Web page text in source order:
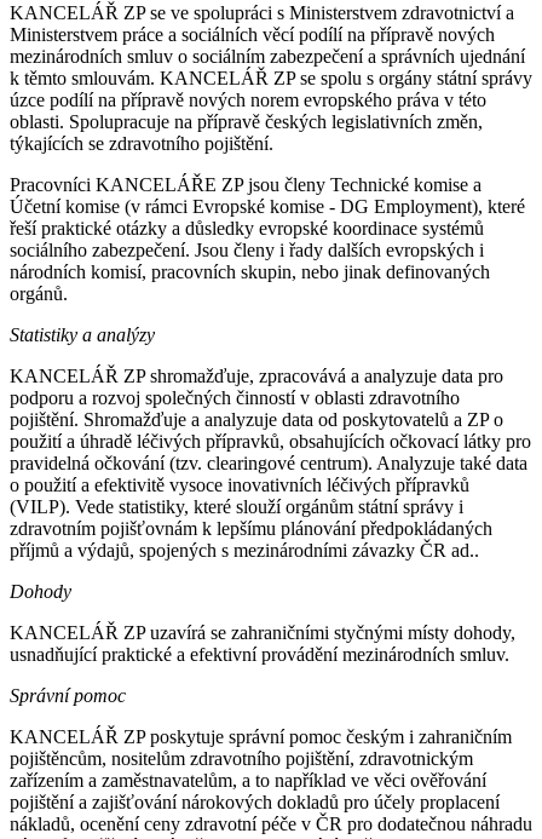
KANCELÁŘ ZP se ve spolupráci s Ministerstvem zdravotnictví a
Ministerstvem práce a sociálních věcí podílí na přípravě nových
mezinárodních smluv o sociálním zabezpečení a správních ujednání
k těmto smlouvám. KANCELÁŘ ZP se spolu s orgány státní správy
úzce podílí na přípravě nových norem evropského práva v této
oblasti. Spolupracuje na přípravě českých legislativních změn,
týkajících se zdravotního pojištění.
Pracovníci KANCELÁŘE ZP jsou členy Technické komise a
Účetní komise (v rámci Evropské komise - DG Employment), které
řeší praktické otázky a důsledky evropské koordinace systémů
sociálního zabezpečení. Jsou členy i řady dalších evropských i
národních komisí, pracovních skupin, nebo jinak definovaných
orgánů.
Statistiky a analýzy
KANCELÁŘ ZP shromažďuje, zpracovává a analyzuje data pro
podporu a rozvoj společných činností v oblasti zdravotního
pojištění. Shromažďuje a analyzuje data od poskytovatelů a ZP o
použití a úhradě léčivých přípravků, obsahujících očkovací látky pro
pravidelná očkování (tzv. clearingové centrum). Analyzuje také data
o použití a efektivitě vysoce inovativních léčivých přípravků
(VILP). Vede statistiky, které slouží orgánům státní správy i
zdravotním pojišťovnám k lepšímu plánování předpokládaných
příjmů a výdajů, spojených s mezinárodními závazky ČR ad..
Dohody
KANCELÁŘ ZP uzavírá se zahraničními styčnými místy dohody,
usnadňující praktické a efektivní provádění mezinárodních smluv.
Správní pomoc
KANCELÁŘ ZP poskytuje správní pomoc českým i zahraničním
pojištěncům, nositelům zdravotního pojištění, zdravotnickým
zařízením a zaměstnavatelům, a to například ve věci ověřování
pojištění a zajišťování nárokových dokladů pro účely proplacení
nákladů, ocenění ceny zdravotní péče v ČR pro dodatečnou náhradu